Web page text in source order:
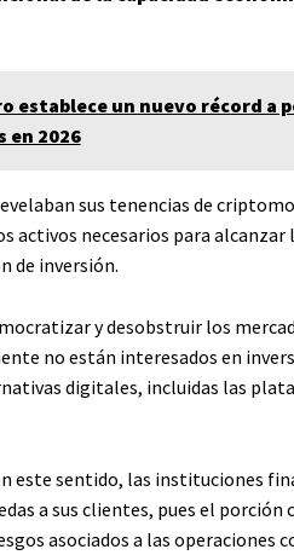
establece un nuevo récord a
en 2026
sus tenencias de
necesarios para alcanzar
de inversión.
y desobstruir los
no están interesados ​​en
digitales, incluidas las
este sentido, las instituciones
a sus clientes, pues el
asociados a las operaciones